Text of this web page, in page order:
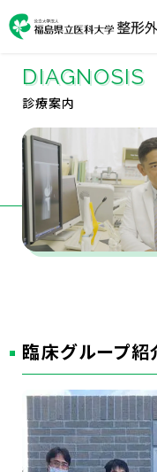
DIAGNOSIS
診療案内
臨床グループ紹